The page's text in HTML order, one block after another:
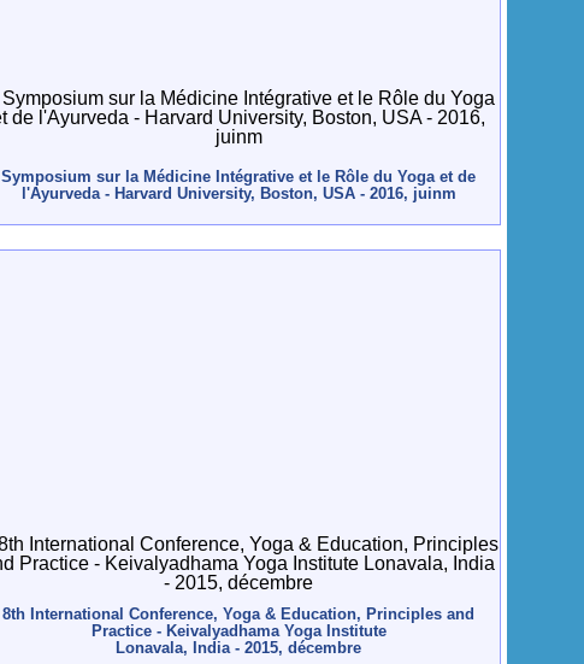
Symposium sur la Médicine Intégrative et le Rôle du Yoga et de
l'Ayurveda - Harvard University, Boston, USA - 2016, juinm
8th International Conference, Yoga & Education, Principles and
Practice - Keivalyadhama Yoga Institute
Lonavala, India - 2015, décembre